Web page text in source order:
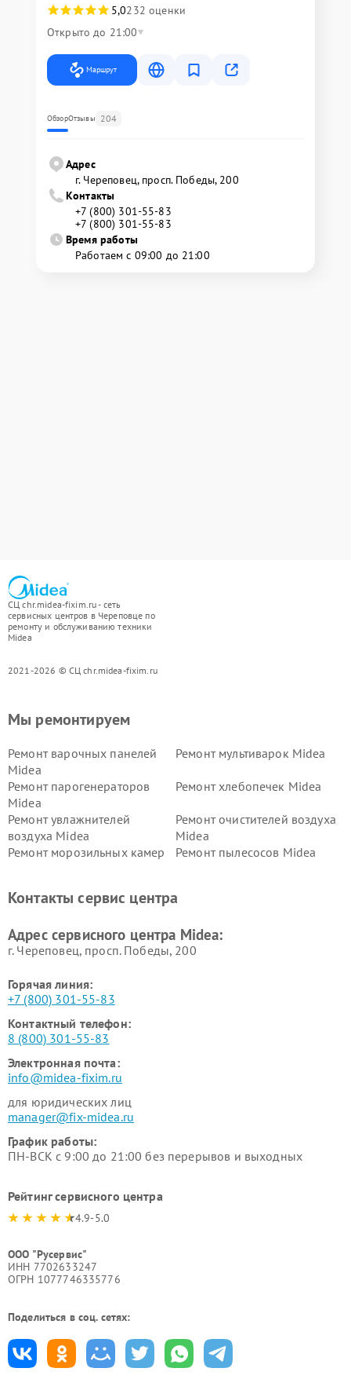
5,0232 оценки
Открыто до 21:00
Маршрут
ОбзорОтзывы 204
Адрес
г. Череповец, просп. Победы, 200
Контакты
+7 (800) 301-55-83
+7 (800) 301-55-83
Время работы
Работаем с 09:00 до 21:00
СЦ chr.midea-fixim.ru - сеть
сервисных центров в Череповце по
ремонту и обслуживанию техники
Midea
2021-2026 © СЦ chr.midea-fixim.ru
Мы ремонтируем
Ремонт варочных панелей
Midea
Ремонт мультиварок Midea
Ремонт парогенераторов
Midea
Ремонт хлебопечек Midea
Ремонт увлажнителей
воздуха Midea
Ремонт очистителей воздуха
Midea
Ремонт морозильных камер
Ремонт пылесосов Midea
пылесосов Midea
Midea
Контакты сервис центра
Адрес сервисного центра Midea:
г. Череповец, просп. Победы, 200
Горячая линия:
+7 (800) 301-55-83
Контактный телефон:
8 (800) 301-55-83
Электронная почта:
info@midea-fixim.ru
для юридических лиц
manager@fix-midea.ru
График работы:
ПН-ВСК с 9:00 до 21:00 без перерывов и выходных
Рейтинг сервисного центра
4.9-5.0
ООО "Русервис"
ИНН 7702633247
ОГРН 1077746335776
Поделиться в соц. сетях: